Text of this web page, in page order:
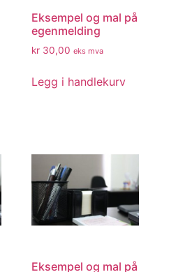
Eksempel og mal på
egenmelding
kr 30,00 eks mva
Legg i handlekurv
Eksempel og mal på